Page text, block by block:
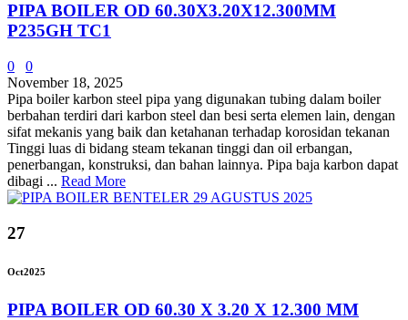
PIPA BOILER OD 60.30X3.20X12.300MM
P235GH TC1
0
0
November 18, 2025
Pipa boiler karbon steel pipa yang digunakan tubing dalam boiler
berbahan terdiri dari karbon steel dan besi serta elemen lain, dengan
sifat mekanis yang baik dan ketahanan terhadap korosidan tekanan
Tinggi luas di bidang steam tekanan tinggi dan oil erbangan,
penerbangan, konstruksi, dan bahan lainnya. Pipa baja karbon dapat
dibagi ... Read More
27
Oct2025
PIPA BOILER OD 60.30 X 3.20 X 12.300 MM